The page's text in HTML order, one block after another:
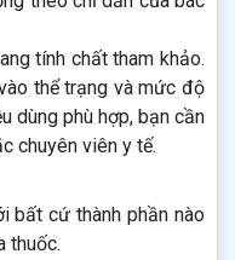
tính chất tham khảo.
thể trạng và mức độ
dùng phù hợp, bạn cần
chuyên viên y tế.
bất cứ thành phần nào
thuốc.